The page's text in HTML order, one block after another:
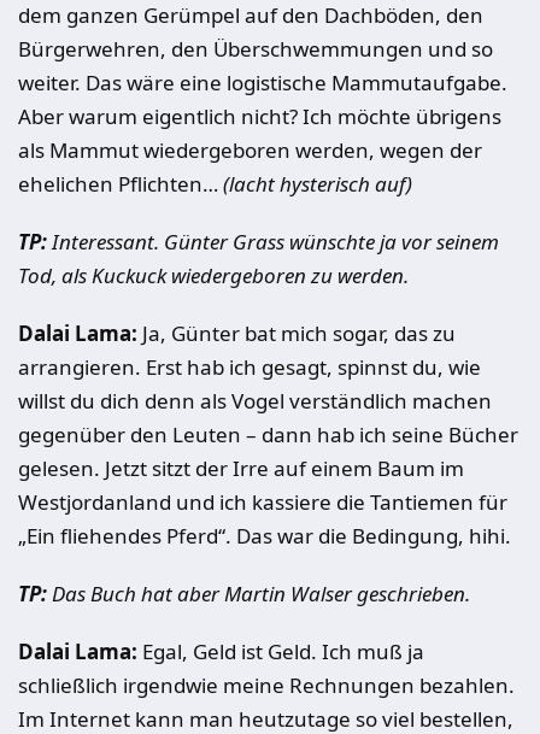
dem ganzen Gerümpel auf den Dachböden, den
Bürgerwehren, den Überschwemmungen und so
weiter. Das wäre eine logistische Mammutaufgabe.
Aber warum eigentlich nicht? Ich möchte übrigens
als Mammut wiedergeboren werden, wegen der
ehelichen Pflichten…(lacht hysterisch auf)
TP:Interessant. Günter Grass wünschte ja vor seinem
Tod, als Kuckuck wiedergeboren zu werden.
Dalai Lama: Ja, Günter bat mich sogar, das zu
arrangieren. Erst hab ich gesagt, spinnst du, wie
willst du dich denn als Vogel verständlich machen
gegenüber den Leuten – dann hab ich seine Bücher
gelesen. Jetzt sitzt der Irre auf einem Baum im
Westjordanland und ich kassiere die Tantiemen für
„Ein fliehendes Pferd“. Das war die Bedingung, hihi.
TP:Das Buch hat aber Martin Walser geschrieben.
Dalai Lama: Egal, Geld ist Geld. Ich muß ja
schließlich irgendwie meine Rechnungen bezahlen.
Im Internet kann man heutzutage so viel bestellen,